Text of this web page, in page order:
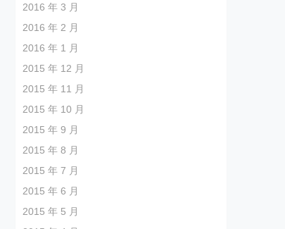
2016 年 3 月
2016 年 2 月
2016 年 1 月
2015 年 12 月
2015 年 11 月
2015 年 10 月
2015 年 9 月
2015 年 8 月
2015 年 7 月
2015 年 6 月
2015 年 5 月